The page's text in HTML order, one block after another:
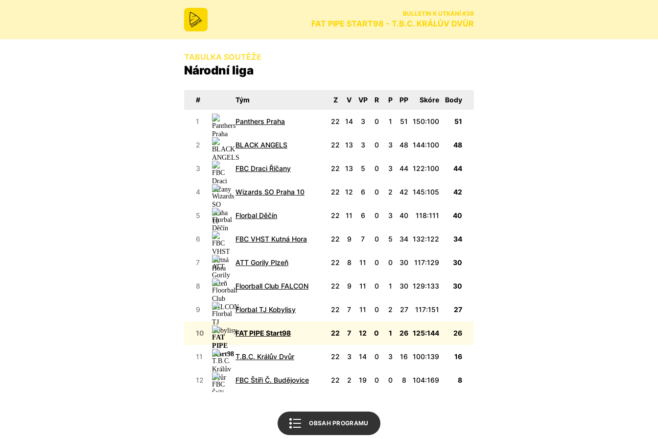
BULLETIN K UTKÁNÍ #39
FAT PIPE START98 - T.B.C. KRÁLŮV DVŮR
TABULKA SOUTĚŽE
Národní liga
# Tým Z V VP R P PP Skóre Body
1 Panthers Praha 22 14 3 0 1 51 150:100 51
2 BLACK ANGELS 22 13 3 0 3 48 144:100 48
3 FBC Draci Říčany 22 13 5 0 3 44 122:100 44
4 Wizards SO Praha 10 22 12 6 0 2 42 145:105 42
5 Florbal Děčín 22 11 6 0 3 40 118:111 40
6 FBC VHST Kutná Hora 22 9 7 0 5 34 132:122 34
7 ATT Gorily Plzeň 22 8 11 0 0 30 117:129 30
8 Floorball Club FALCON 22 9 11 0 1 30 129:133 30
9 Florbal TJ Kobylisy 22 7 11 0 2 27 117:151 27
10 FAT PIPE Start98 22 7 12 0 1 26 125:144 26
11 T.B.C. Králův Dvůr 22 3 14 0 3 16 100:139 16
12 FBC Štíři Č. Budějovice 22 2 19 0 0 8 104:169 8
OBSAH PROGRAMU
Tabulka soutěže
Start98
Český florbal